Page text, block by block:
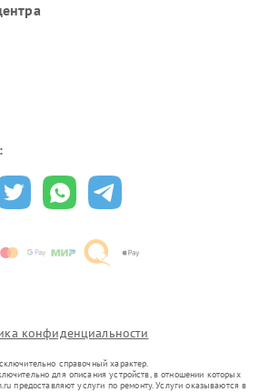
конфиденциальности
справочный характер.
для описания устройств, в отношении которых
предоставляют услуги по ремонту. Услуги оказываются в